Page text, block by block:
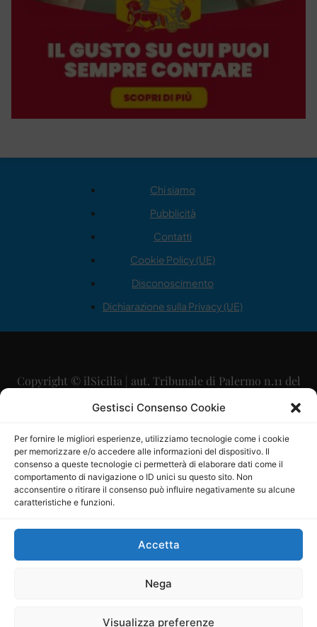
Gestisci Consenso Cookie
Per fornire le migliori esperienze, utilizziamo tecnologie come i cookie
per memorizzare e/o accedere alle informazioni del dispositivo. Il
consenso a queste tecnologie ci permetterà di elaborare dati come il
comportamento di navigazione o ID unici su questo sito. Non
acconsentire o ritirare il consenso può influire negativamente su alcune
caratteristiche e funzioni.
Accetta
Nega
Visualizza preferenze
Chi siamo
Pubblicità
Contatti
Cookie Policy (UE)
Disconoscimento
Dichiarazione sulla Privacy (UE)
Copyright © ilSicilia | aut. Tribunale di Palermo n.11 del
29/09/2015
Direttore Editoriale: Maurizio Scaglione
Direttore Responsabile: Maria Calabrese
P.IVA: 06334930820
Mercurio Comunicazione Società Cooperativa a r.l. è
iscritta al Registro degli Operatori di Comunicazione al